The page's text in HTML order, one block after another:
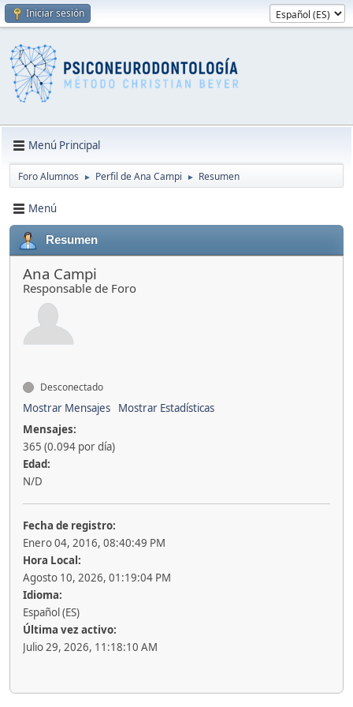
Iniciar sesión
Menú Principal
Foro Alumnos ► Perfil de Ana Campi ► Resumen
Menú
Resumen
Ana Campi
Responsable de Foro
Desconectado
Mostrar Mensajes
Mostrar Estadísticas
Mensajes:
365 (0.094 por día)
Edad:
N/D
Fecha de registro:
Enero 04, 2016, 08:40:49 PM
Hora Local:
Agosto 10, 2026, 01:19:04 PM
Idioma:
Español (ES)
Última vez activo:
Julio 29, 2026, 11:18:10 AM